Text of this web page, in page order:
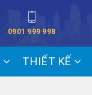
0901 999 998
THIẾT KẾ